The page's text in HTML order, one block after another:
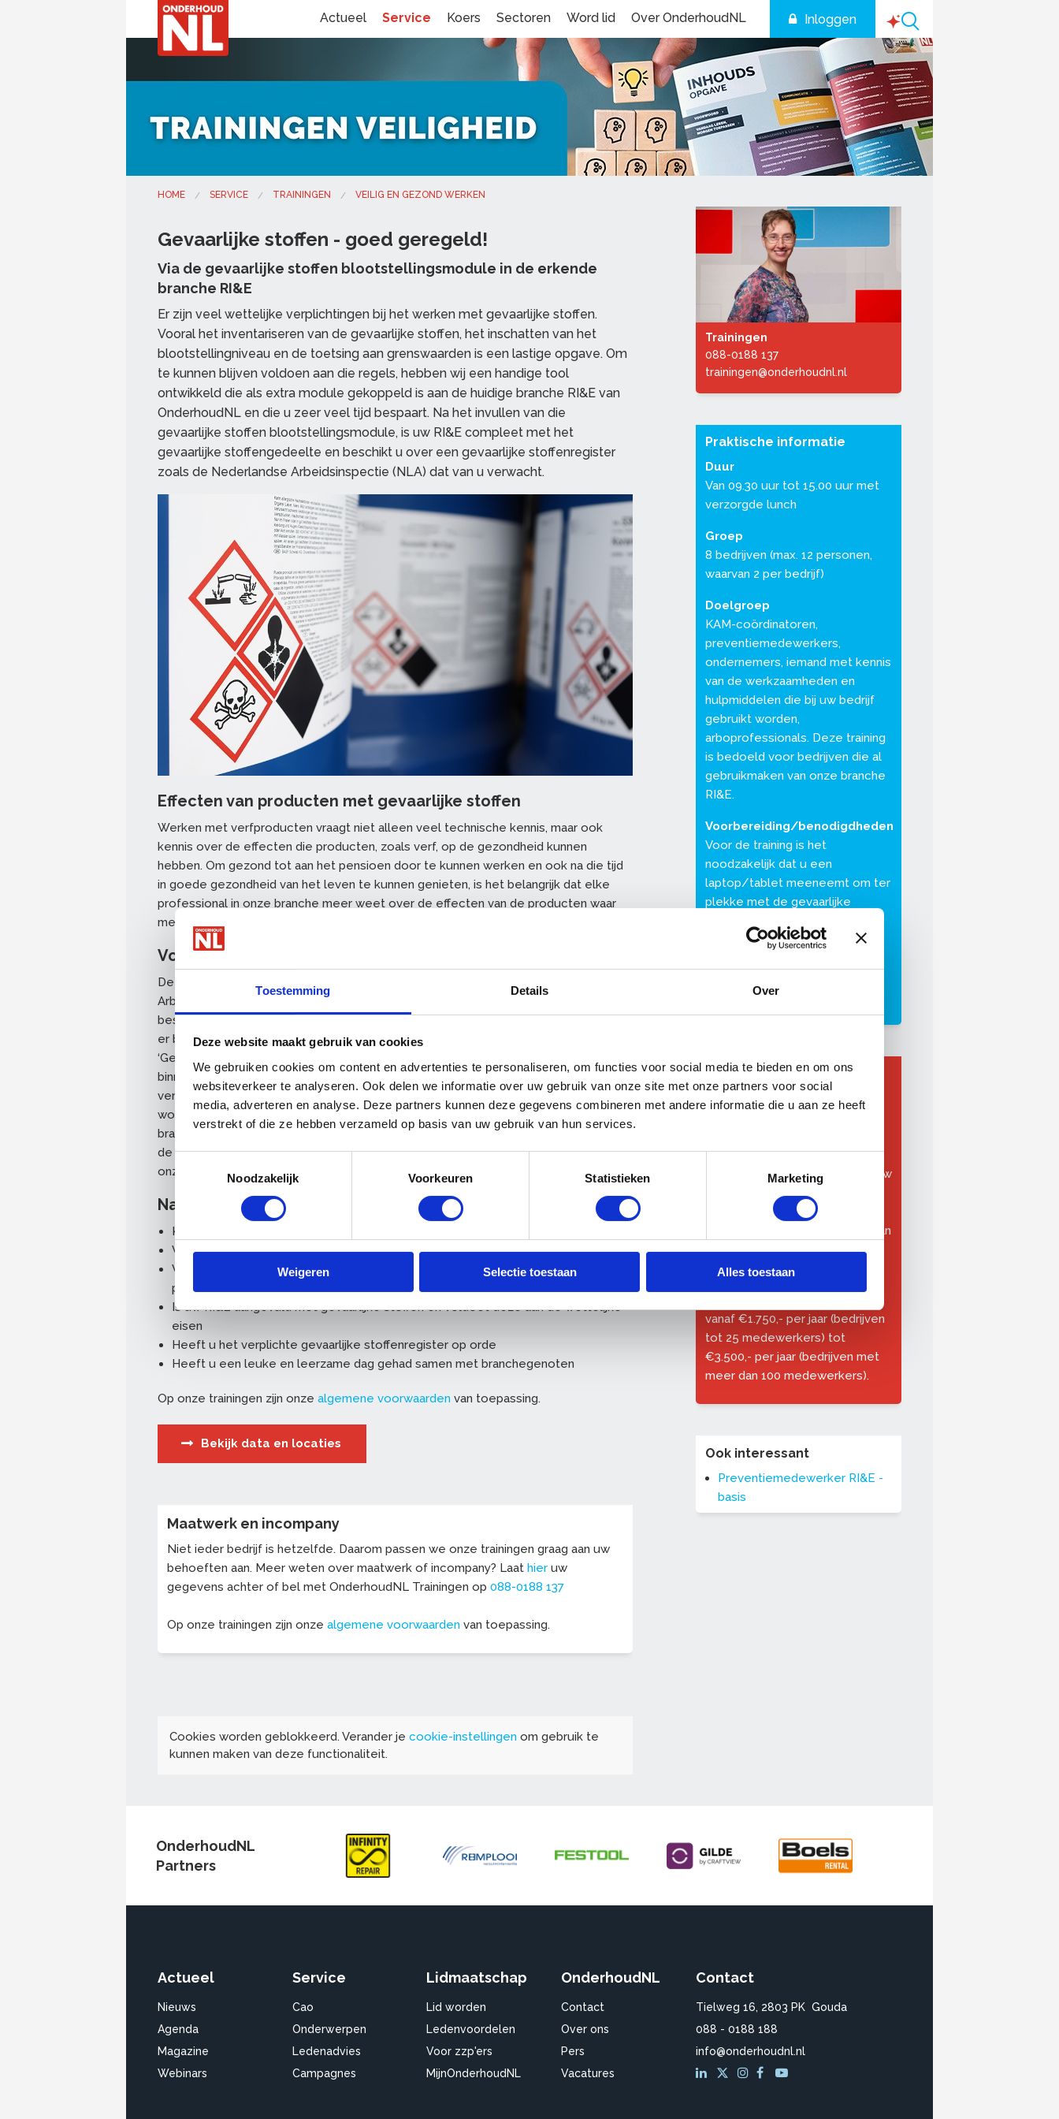
Toestemming Details Over
Deze website maakt gebruik van cookies
We gebruiken cookies om content en advertenties te personaliseren, om functies voor social media te bieden en om ons
websiteverkeer te analyseren. Ook delen we informatie over uw gebruik van onze site met onze partners voor social
media, adverteren en analyse. Deze partners kunnen deze gegevens combineren met andere informatie die u aan ze heeft
verstrekt of die ze hebben verzameld op basis van uw gebruik van hun services.
Noodzakelijk
Voorkeuren Statistieken Marketing
Weigeren Selectie toestaan Alles toestaan
Inloggen
Actueel Service Koers Sectoren Word lid Over OnderhoudNL
HOME SERVICE TRAININGEN VEILIG EN GEZOND WERKEN
Gevaarlijke stoffen - goed geregeld!
Via de gevaarlijke stoffen blootstellingsmodule in de erkende
branche RI&E
Er zijn veel wettelijke verplichtingen bij het werken met gevaarlijke stoffen.
Vooral het inventariseren van de gevaarlijke stoffen, het inschatten van het
blootstellingniveau en de toetsing aan grenswaarden is een lastige opgave. Om
te kunnen blijven voldoen aan die regels, hebben wij een handige tool
ontwikkeld die als extra module gekoppeld is aan de huidige branche RI&E van
OnderhoudNL en die u zeer veel tijd bespaart. Na het invullen van die
gevaarlijke stoffen blootstellingsmodule, is uw RI&E compleet met het
gevaarlijke stoffengedeelte en beschikt u over een gevaarlijke stoffenregister
zoals de Nederlandse Arbeidsinspectie (NLA) dat van u verwacht.
Effecten van producten met gevaarlijke stoffen
Werken met verfproducten vraagt niet alleen veel technische kennis, maar ook
kennis over de effecten die producten, zoals verf, op de gezondheid kunnen
hebben. Om gezond tot aan het pensioen door te kunnen werken en ook na die tijd
in goede gezondheid van het leven te kunnen genieten, is het belangrijk dat elke
professional in onze branche meer weet over de effecten van de producten waar
mee gewerkt wordt en hoe gezond met die producten te werken.
Voldoen aan wettelijke verplichtingen
De software van de gevaarlijke stoffen blootstellingsmodule, die wij samen met
Arboplaats hebben ontwikkeld, zorgt ervoor dat u veel minder tijd hoeft te
besteden aan de verplichte blootstellingsberekeningen om aan te kunnen tonen dat
er binnen uw bedrijf veilig en gezond gewerkt wordt. Tijdens de eendaagse training
‘Gevaarlijke stoffen – goed geregeld!’ leert u meer over de producten waarmee
binnen uw bedrijf gewerkt wordt en hoe u met de module aan de nieuwe wettelijke
verplichtingen kunt voldoen. Bij deelname aan deze eendaagse training die verzorgd
wordt door Arboplaats, krijgt u direct toegang tot de extra module bij onze erkende
branche RI&E. Wanneer u al uw veiligheidsinformatiebladen heeft toegevoegd aan
de blootstellingsmodule, dan kunnen uw medewerkers ook gebruik gaan maken van
onze nieuwe gevaarlijke stoffen-app.
Na deze training…
Kunt u met de gevaarlijke stoffen blootstellingsmodule werken
Weet u met welke producten u beter niet meer kunt werken
Weet u hoe u kunt nagaan wat u nodig heeft om gezond te blijven met de
producten waarmee er binnen uw bedrijf wordt gewerkt
Is uw RI&E aangevuld met gevaarlijke stoffen en voldoet deze aan de wettelijke
eisen
Heeft u het verplichte gevaarlijke stoffenregister op orde
Heeft u een leuke en leerzame dag gehad samen met branchegenoten
Op onze trainingen zijn onze algemene voorwaarden van toepassing.
Bekijk data en locaties
Maatwerk en incompany
Niet ieder bedrijf is hetzelfde. Daarom passen we onze trainingen graag aan uw
behoeften aan. Meer weten over maatwerk of incompany? Laat hier uw
gegevens achter of bel met OnderhoudNL Trainingen op 088-0188 137
Op onze trainingen zijn onze algemene voorwaarden van toepassing.
Cookies worden geblokkeerd. Verander je cookie-instellingen om gebruik te
kunnen maken van deze functionaliteit.
Trainingen
088-0188 137
trainingen@onderhoudnl.nl
Praktische informatie
Duur
Van 09.30 uur tot 15.00 uur met
verzorgde lunch
Groep
8 bedrijven (max. 12 personen,
waarvan 2 per bedrijf)
Doelgroep
KAM-coördinatoren,
preventiemedewerkers,
ondernemers, iemand met kennis
van de werkzaamheden en
hulpmiddelen die bij uw bedrijf
gebruikt worden,
arboprofessionals. Deze training
is bedoeld voor bedrijven die al
gebruikmaken van onze branche
RI&E.
Voorbereiding/benodigdheden
Voor de training is het
noodzakelijk dat u een
laptop/tablet meeneemt om ter
plekke met de gevaarlijke
kunnen gaan. Vooraf wordt u
verzamelen.
Investering per deelnemer
Leden OnderhoudNL: €310,-
OnderhoudNL: €400,-
Alle prijzen zijn exclusief 21% btw
Licentiekosten per bedrijf:
kosteloos vanaf het moment van
aanmelding tot en met ten
minste 31 december 2027.
vanaf €1.750,- per jaar (bedrijven
tot 25 medewerkers) tot
€3.500,- per jaar (bedrijven met
meer dan 100 medewerkers).
Ook interessant
Preventiemedewerker RI&E -
basis
OnderhoudNL
Partners
Actueel
Nieuws
Agenda
Magazine
Webinars
Service
Cao
Onderwerpen
Ledenadvies
Campagnes
Lidmaatschap
Lid worden
Ledenvoordelen
Voor zzp'ers
MijnOnderhoudNL
OnderhoudNL
Contact
Over ons
Pers
Vacatures
Contact
Tielweg 16, 2803 PK Gouda
088 - 0188 188
info@onderhoudnl.nl